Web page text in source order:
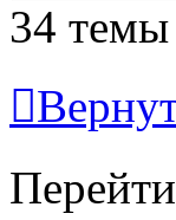
34 темы
Перейти